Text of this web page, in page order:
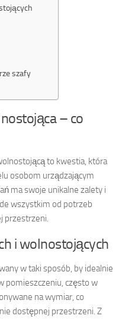
szafy
– co
to kwestia, która
osobom urządzającym
ma swoje unikalne zalety i
wszystkim od potrzeb
przestrzeni.
i wolnostojących
w taki sposób, by idealnie
pomieszczeniu, często w
na wymiar, co
dostępnej przestrzeni. Z